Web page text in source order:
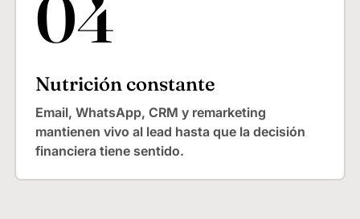
Nutrición constante
Email, WhatsApp, CRM y remarketing
mantienen vivo al lead hasta que la decisión
financiera tiene sentido.